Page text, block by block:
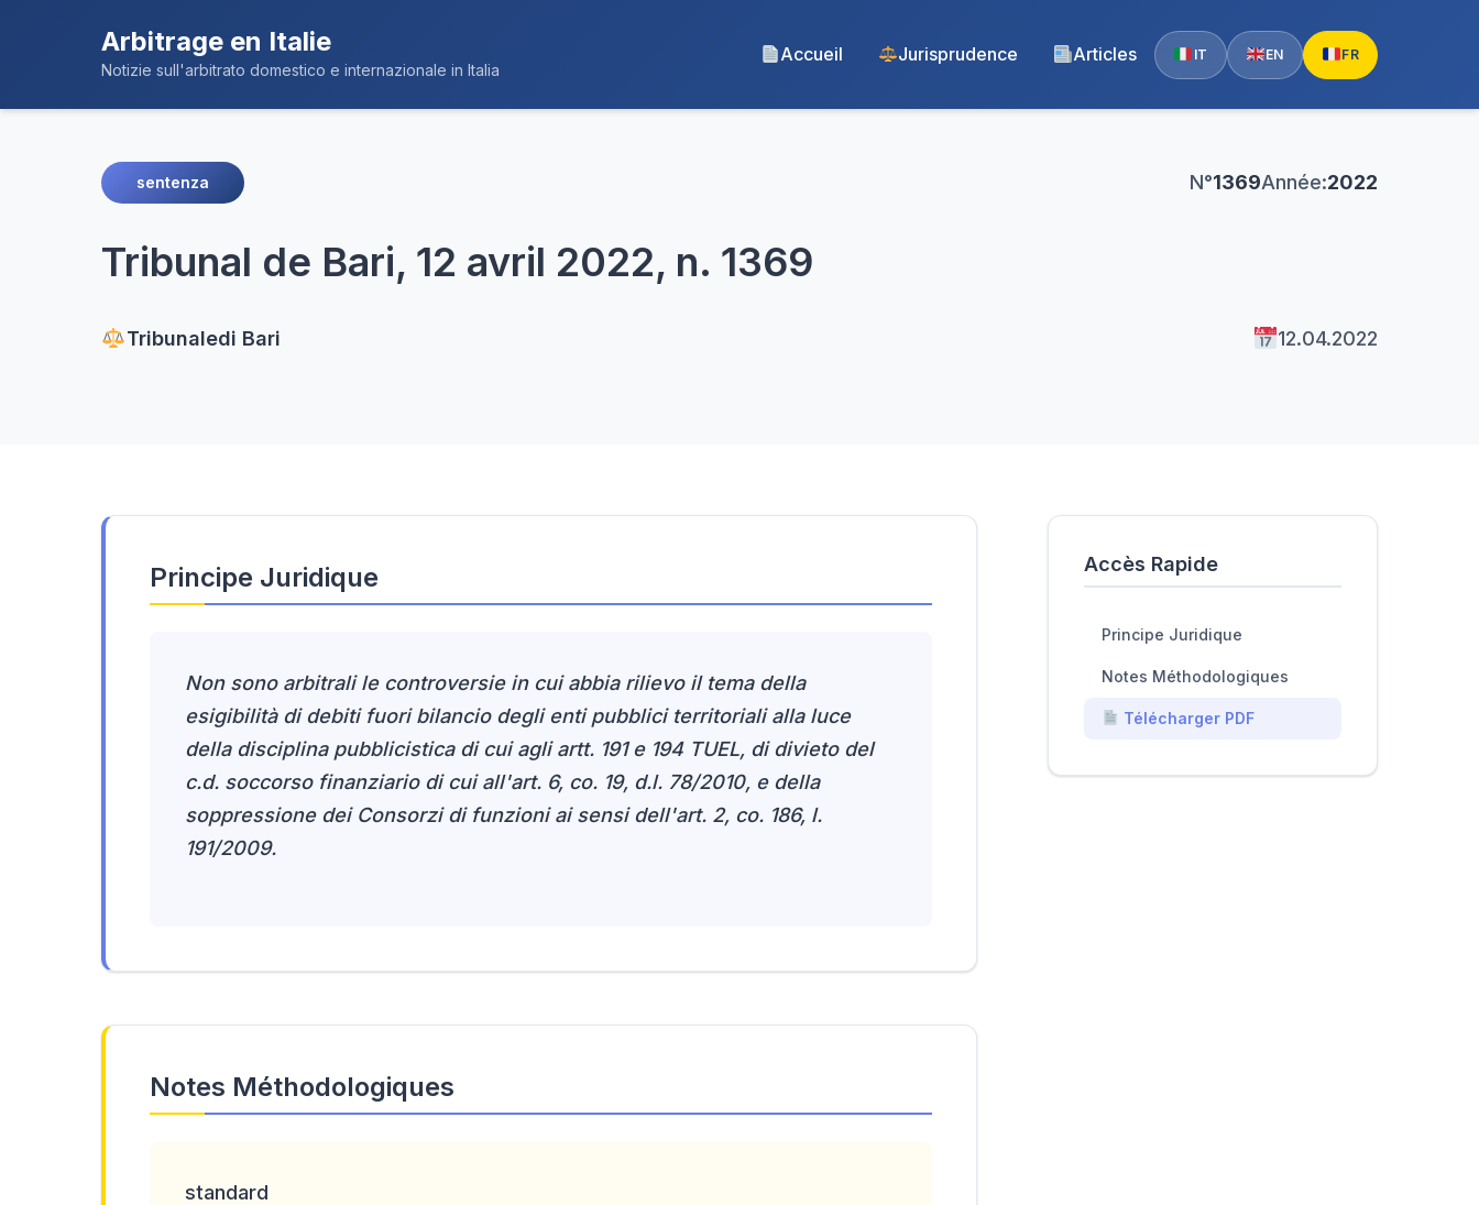
Arbitrage en Italie
Notizie sull'arbitrato domestico e internazionale in Italia
Accueil Jurisprudence Articles IT EN FR
sentenza N°1369Année:2022
Tribunal de Bari, 12 avril 2022, n. 1369
Tribunaledi Bari 12.04.2022
Principe Juridique
Non sono arbitrali le controversie in cui abbia rilievo il tema della
esigibilità di debiti fuori bilancio degli enti pubblici territoriali alla luce
della disciplina pubblicistica di cui agli artt. 191 e 194 TUEL, di divieto del
c.d. soccorso finanziario di cui all'art. 6, co. 19, d.l. 78/2010, e della
soppressione dei Consorzi di funzioni ai sensi dell'art. 2, co. 186, l.
191/2009.
Notes Méthodologiques
standard
Accès Rapide
Principe Juridique
Notes Méthodologiques
Télécharger PDF